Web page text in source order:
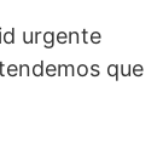
urgente
que